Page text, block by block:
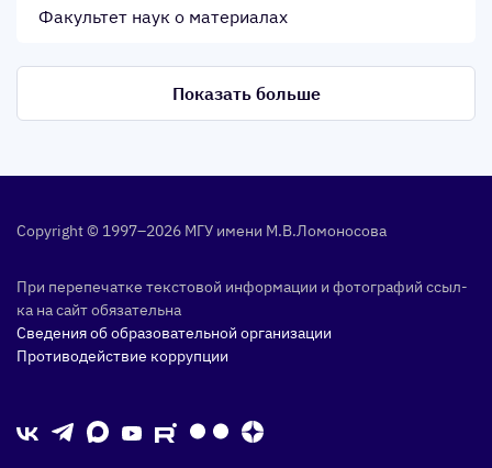
Факультет наук о материалах
Показать больше
Copyright © 1997–2026 МГУ име­ни М.В.Ло­моно­сова
При пе­репе­чат­ке тек­сто­вой ин­форма­ции и фо­тог­ра­фий ссыл­
ка на сайт обя­затель­на
Сведения об образовательной организации
Противодействие коррупции